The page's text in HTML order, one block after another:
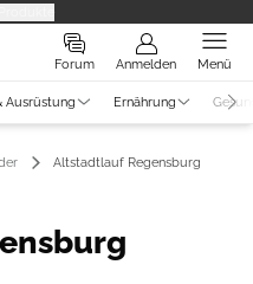
Forum Anmelden Menü
Ausrüstung Ernährung
Altstadtlauf Regensburg